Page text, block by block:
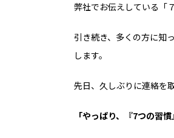
弊社でお伝えしている 「
引き続き、多くの方に知
します。
先日、 久しぶりに連絡を
「やっぱり、『7つの習